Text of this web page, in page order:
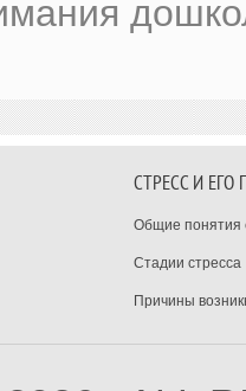
СТРЕСС И ЕГО
Общие понятия
Стадии стресса
Причины